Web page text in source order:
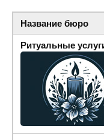
Название бюро
Ритуальные